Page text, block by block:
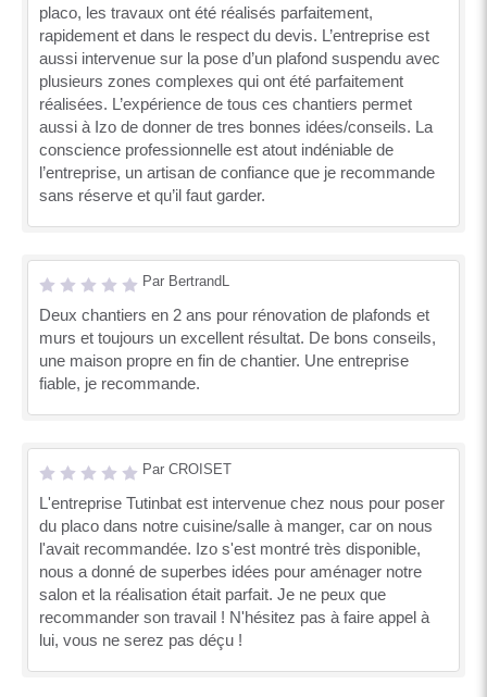
placo, les travaux ont été réalisés parfaitement,
rapidement et dans le respect du devis. L’entreprise est
aussi intervenue sur la pose d’un plafond suspendu avec
plusieurs zones complexes qui ont été parfaitement
réalisées. L’expérience de tous ces chantiers permet
aussi à Izo de donner de tres bonnes idées/conseils. La
conscience professionnelle est atout indéniable de
l’entreprise, un artisan de confiance que je recommande
sans réserve et qu’il faut garder.
Par BertrandL
Deux chantiers en 2 ans pour rénovation de plafonds et
murs et toujours un excellent résultat. De bons conseils,
une maison propre en fin de chantier. Une entreprise
fiable, je recommande.
Par CROISET
L'entreprise Tutinbat est intervenue chez nous pour poser
du placo dans notre cuisine/salle à manger, car on nous
l'avait recommandée. Izo s'est montré très disponible,
nous a donné de superbes idées pour aménager notre
salon et la réalisation était parfait. Je ne peux que
recommander son travail ! N'hésitez pas à faire appel à
lui, vous ne serez pas déçu !